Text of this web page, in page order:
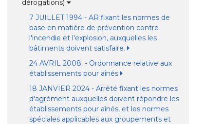
dérogations)
7 JUILLET 1994 - AR fixant les normes de
base en matière de prévention contre
l'incendie et l'explosion, auxquelles les
bâtiments doivent satisfaire.
24 AVRIL 2008. - Ordonnance relative aux
établissements pour aînés
18 JANVIER 2024 - Arrêté fixant les normes
d'agrément auxquelles doivent répondre les
établissements pour aînés, et les normes
spéciales applicables aux groupements et